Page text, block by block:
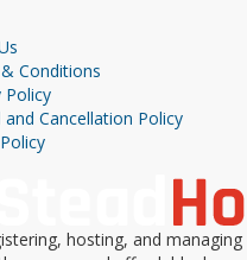
Conditions
Policy
and Cancellation Policy
hosting, and